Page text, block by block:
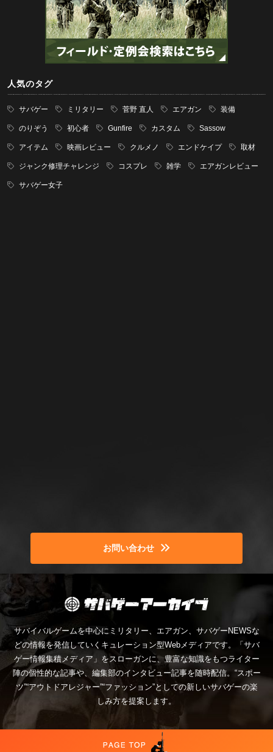
人気のタグ
サバゲー ミリタリー 菅野 直人 エアガン 装備
のりぞう 初心者 Gunfire カスタム Sassow
アイテム 映画レビュー クルメノ エンドケイプ 取材
ジャンク修理チャレンジ コスプレ 雑学 エアガンレビュー
サバゲー女子
お問い合わせ
サバイバルゲームを中心にミリタリー、エアガン、サバゲーNEWSな
どの情報を発信していくキュレーション型Webメディアです。「サバ
ゲー情報集積メディア」をスローガンに、豊富な知識をもつライター
陣の個性的な記事や、編集部のインタビュー記事を随時配信。“スポー
ツ”“アウトドアレジャー”“ファッション”としての新しいサバゲーの楽
しみ方を提案します。